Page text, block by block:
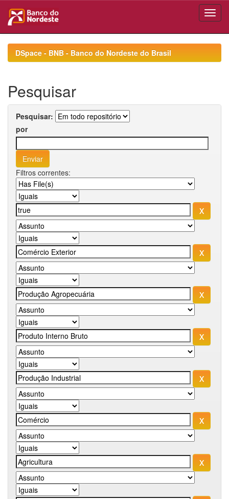
navigationDSpace - BNB - Banco do Nordeste do Brasil
Pesquisar
Pesquisar:
por
Filtros correntes: